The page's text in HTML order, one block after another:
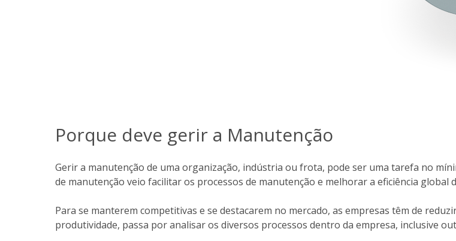
Porque deve gerir a Manutenção
Gerir a manutenção de uma organização, indústria ou frota, pode ser uma tarefa no
de manutenção veio facilitar os processos de manutenção e melhorar a eficiência global
Para se manterem competitivas e se destacarem no mercado, as empresas têm de
produtividade, passa por analisar os diversos processos dentro da empresa, inclusive